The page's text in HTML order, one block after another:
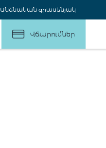
Անձնական գրասենյակ
Վճարումներ